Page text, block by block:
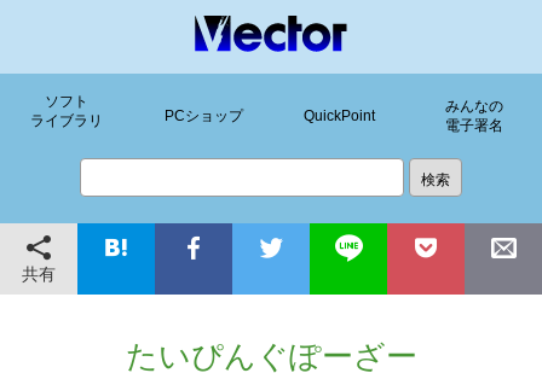
ソフト
ライブラリ
PCショップ QuickPoint
みんなの
電子署名
共有
たいぴんぐぽーざー